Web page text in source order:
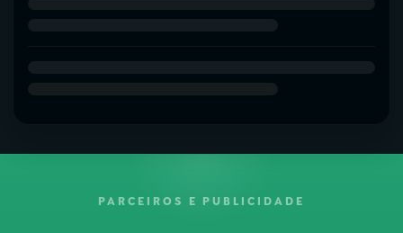
PARCEIROS E PUBLICIDADE